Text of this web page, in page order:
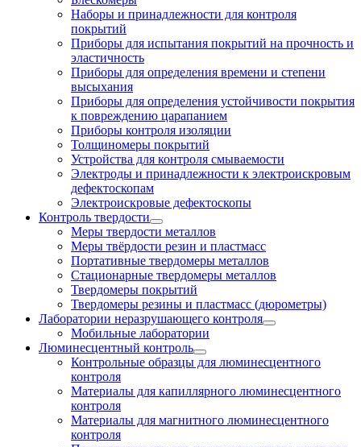
Наборы и принадлежности для контроля
покрытий
Приборы для испытания покрытий на прочность и
эластичность
Приборы для определения времени и степени
высыхания
Приборы для определения устойчивости покрытия
к повреждению царапанием
Приборы контроля изоляции
Толщиномеры покрытий
Устройства для контроля смываемости
Электроды и принадлежности к электроискровым
дефектоскопам
Электроискровые дефектоскопы
Контроль твердости
Меры твердости металлов
Меры твёрдости резин и пластмасс
Портативные твердомеры металлов
Стационарные твердомеры металлов
Твердомеры покрытий
Твердомеры резины и пластмасс (дюрометры)
Лаборатории неразрушающего контроля
Мобильные лаборатории
Люминесцентный контроль
Контрольные образцы для люминесцентного
контроля
Материалы для капиллярного люминесцентного
контроля
Материалы для магнитного люминесцентного
контроля